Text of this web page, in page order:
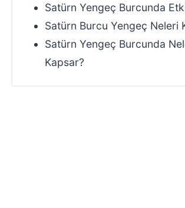
Satürn Yengeç Burcunda
Satürn Burcu Yengeç Neleri
Satürn Yengeç Burcunda
Kapsar?